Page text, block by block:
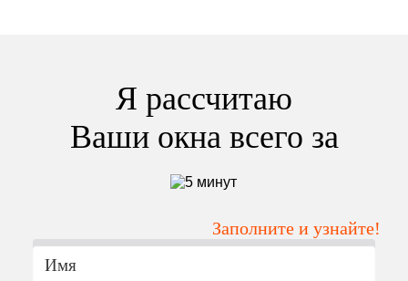
Я рассчитаю
Ваши окна всего за
Заполните и узнайте!